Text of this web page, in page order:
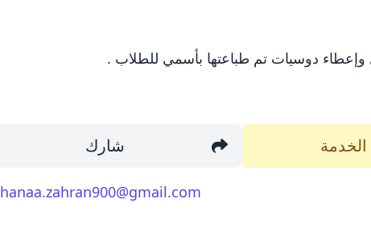
دوسيات تم طباعتها بأسمي للطلاب .
الخدمة شارك
hanaa.zahran900@gmail.com